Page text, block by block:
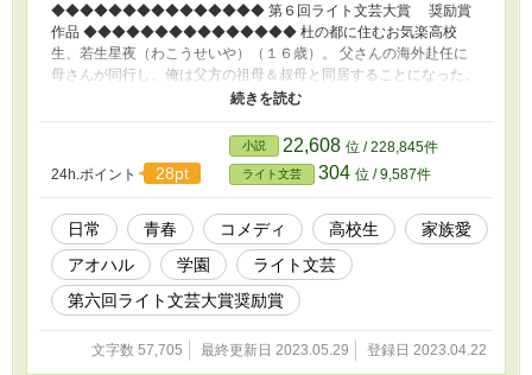
◆◆◆◆◆◆◆◆◆◆◆◆◆◆◆ 第６回ライト文芸大賞 奨励賞
作品 ◆◆◆◆◆◆◆◆◆◆◆◆◆◆◆ 杜の都に住むお気楽高校
生、若生星夜（わこうせいや）（１６歳）。 父さんの海外赴任に
母さんが同行し、俺は父方の祖母＆叔母と同居することになった。
始業式と引っ越しが済んで始まった生活は、勉強に部活、恋とそし
ネットBL小説家だったー！！ ※本作品は、フィクションです。BL
小説ではありません。一人称複数視点の群像劇スタイルです 桐乃
乱 個人Kindle出版同人誌一覧 僕と龍神と仲間たち①②③ 板前見
習いネコ太の恋 足の甲に野獣のキス①②③ 黒騎士団長の猟犬①②
青龍神の花嫁 足の甲に野獣のキス番外編 僕と龍神と仲間たち番外
編 もっと、ギュッと抱きしめて！ 一番街のスターダスト 魔女から
呪いを受けて、大きな灰色リスになりました！ 俺のばあちゃんが
BL小説家なんだが お婿ちゃんと私と オメガバース・ラプソディ～
運命はハニークロワッサンな香り①②
24h.ポイント 28pt
小説 22,608 位 / 228,845件
ライト文芸 304 位 / 9,587件
日常 青春 コメディ 高校生
家族愛
アオハル
学園
ライト文芸
第六回ライト文芸大賞奨励賞
文字数 57,705 最終更新日 2023.05.29 登録日 2023.04.22